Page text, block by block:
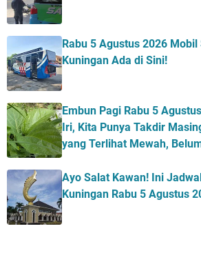
Rabu 5 Agustus 2026
Kuningan Ada di Sini!
Embun Pagi Rabu 5
Iri, Kita Punya Takdir
yang Terlihat Mewah,
Ayo Salat Kawan! Ini
Kuningan Rabu 5 Agustus